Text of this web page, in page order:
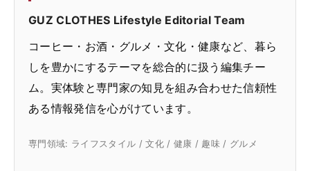
GUZ CLOTHES Lifestyle Editorial Team
コーヒー・お酒・グルメ・文化・健康など、暮ら
しを豊かにするテーマを総合的に扱う編集チー
ム。実体験と専門家の知見を組み合わせた信頼性
ある情報発信を心がけています。
専門領域: ライフスタイル / 文化 / 健康 / 趣味 / グルメ